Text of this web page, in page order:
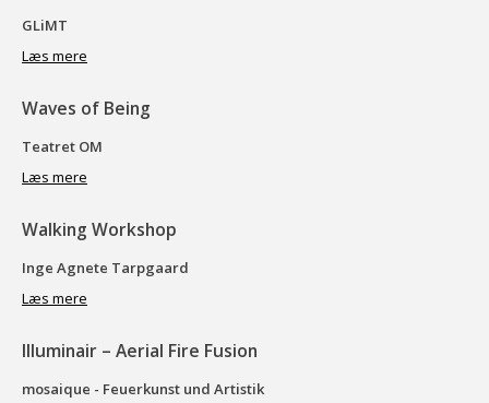
GLiMT
Læs mere
Waves of Being
Teatret OM
Læs mere
Walking Workshop
Inge Agnete Tarpgaard
Læs mere
Illuminair – Aerial Fire Fusion
mosaique - Feuerkunst und Artistik